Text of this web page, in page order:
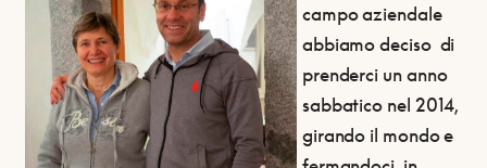
campo aziendale
abbiamo deciso di
prenderci un anno
sabbatico nel 2014,
girando il mondo e